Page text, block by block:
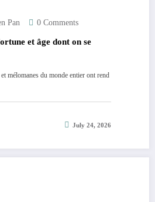
Pan 0 Comments
et âge dont on se
mélomanes du monde entier ont rend
July 24, 2026